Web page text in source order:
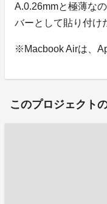
A.0.26mmと極薄な
バーとして貼り付け
※Macbook Airは、
このプロジェクト